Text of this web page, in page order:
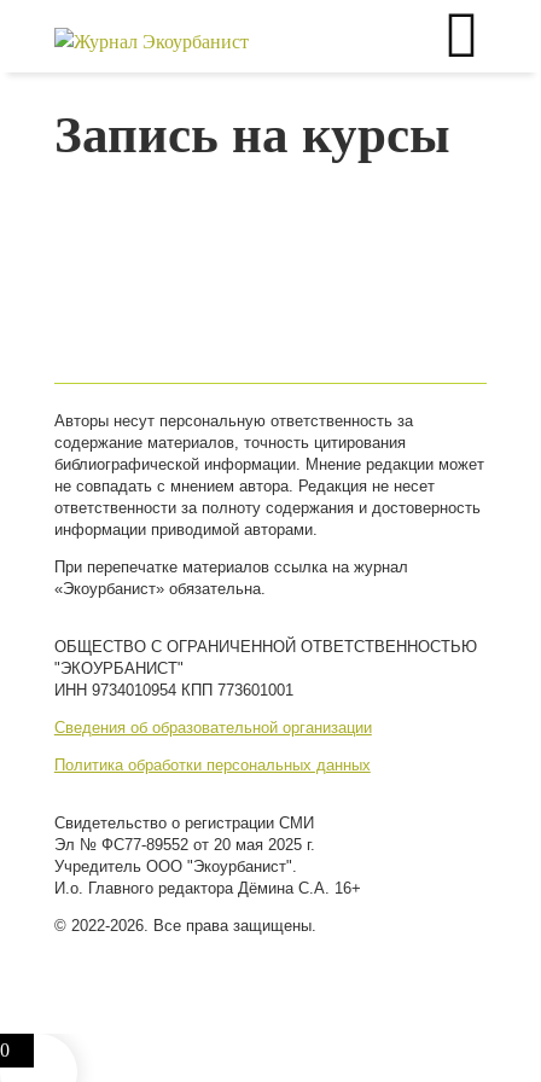
Запись на курсы
Авторы несут персональную ответственность за
содержание материалов, точность цитирования
библиографической информации. Мнение редакции может
не совпадать с мнением автора. Редакция не несет
ответственности за полноту содержания и достоверность
информации приводимой авторами.
При перепечатке материалов ссылка на журнал
«Экоурбанист» обязательна.
ОБЩЕСТВО С ОГРАНИЧЕННОЙ ОТВЕТСТВЕННОСТЬЮ
"ЭКОУРБАНИСТ"
ИНН 9734010954 КПП 773601001
Сведения об образовательной организации
Политика обработки персональных данных
Свидетельство о регистрации СМИ
Эл № ФС77-89552 от 20 мая 2025 г.
Учредитель ООО "Экоурбанист".
И.о. Главного редактора Дёмина С.А. 16+
© 2022-2026. Все права защищены.
0